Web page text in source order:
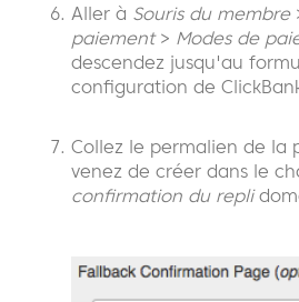
Aller à Souris du membre
paiement> Modes de
descendez jusqu'au
configuration de
Collez le permalien de la
venez de créer dans le
confirmation du repli